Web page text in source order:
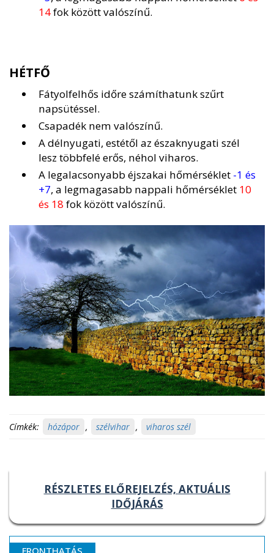
14fok között valószínű.
HÉTFŐ
Fátyolfelhős időre számíthatunk szűrt
napsütéssel.
Csapadék nem valószínű.
A délnyugati, estétől az északnyugati szél
lesz többfelé erős, néhol viharos.
A legalacsonyabb éjszakai hőmérséklet -1 és
+7, a legmagasabb nappali hőmérséklet 10
és 18 fok között valószínű.
Címkék: hózápor , szélvihar , viharos szél
RÉSZLETES ELŐREJELZÉS, AKTUÁLIS
IDŐJÁRÁS
FRONTHATÁS